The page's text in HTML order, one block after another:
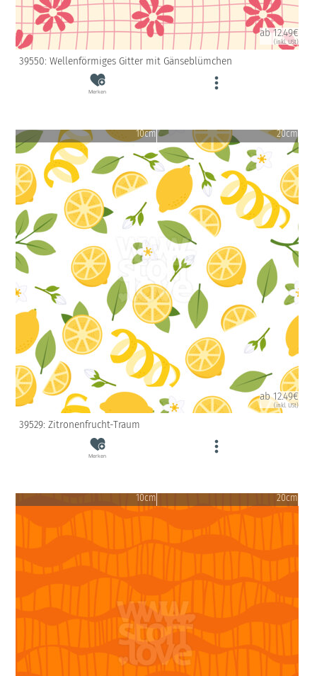
ab 12.49€
(inkl. USt)
39550: Wellenförmiges Gitter mit Gänseblümchen
Merken
10cm 20cm
ab 12.49€
(inkl. USt)
39529: Zitronenfrucht-Traum
Merken
10cm 20cm